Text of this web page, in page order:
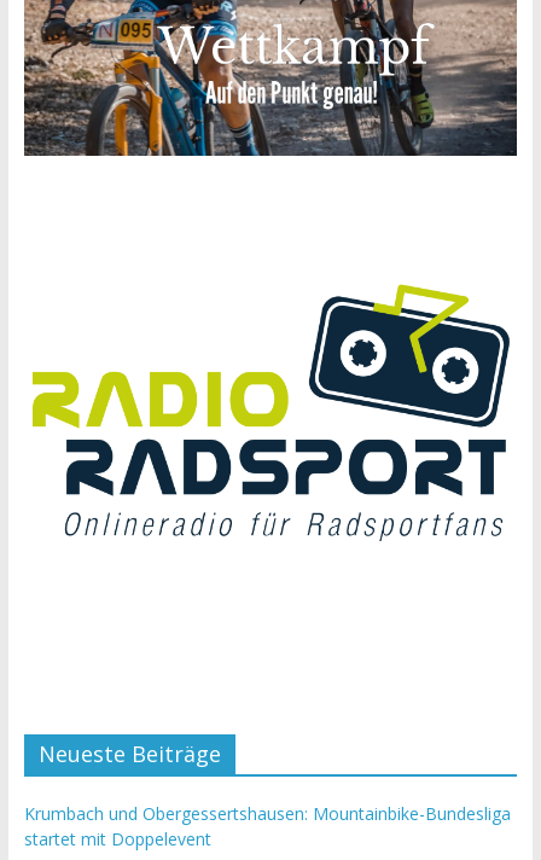
Neueste Beiträge
Krumbach und Obergessertshausen: Mountainbike-Bundesliga
startet mit Doppelevent